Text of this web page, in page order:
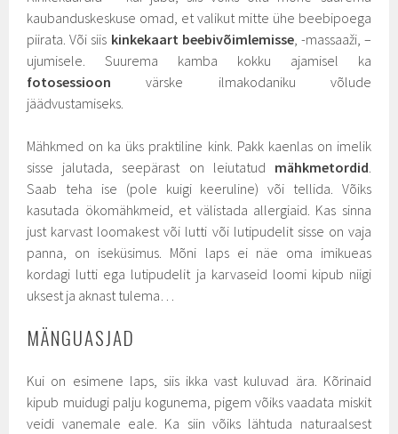
kaubanduskeskuse omad, et valikut mitte ühe beebipoega
piirata. Või siis kinkekaart beebivõimlemisse, -massaaži, –
ujumisele. Suurema kamba kokku ajamisel ka
fotosessioon värske ilmakodaniku võlude
jäädvustamiseks.
Mähkmed on ka üks praktiline kink. Pakk kaenlas on imelik
sisse jalutada, seepärast on leiutatud mähkmetordid.
Saab teha ise (pole kuigi keeruline) või tellida. Võiks
kasutada ökomähkmeid, et välistada allergiaid. Kas sinna
just karvast loomakest või lutti või lutipudelit sisse on vaja
panna, on iseküsimus. Mõni laps ei näe oma imikueas
kordagi lutti ega lutipudelit ja karvaseid loomi kipub niigi
uksest ja aknast tulema…
MÄNGUASJAD
Kui on esimene laps, siis ikka vast kuluvad ära. Kõrinaid
kipub muidugi palju kogunema, pigem võiks vaadata miskit
veidi vanemale eale. Ka siin võiks lähtuda naturaalsest